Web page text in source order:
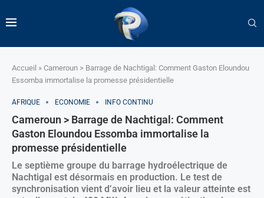
Accueil » Cameroun > Barrage de Nachtigal: Comment Gaston Eloundou
Essomba immortalise la promesse présidentielle
AFRIQUE ECONOMIE INFO CONTINU
Cameroun > Barrage de Nachtigal: Comment
Gaston Eloundou Essomba immortalise la
promesse présidentielle
Le septième groupe du barrage hydroélectrique de
Nachtigal est désormais en production. Le test de
synchronisation vient d’avoir lieu et la valeur atteinte est